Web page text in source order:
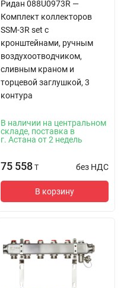
Ридан 088U0973R —
Комплект коллекторов
SSM-3R set с
кронштейнами, ручным
воздухоотводчиком,
сливным краном и
торцевой заглушкой, 3
контура
В наличии на центральном
складе, поставка в
г. Астана от 2 недель
75 558 T без НДС
В корзину